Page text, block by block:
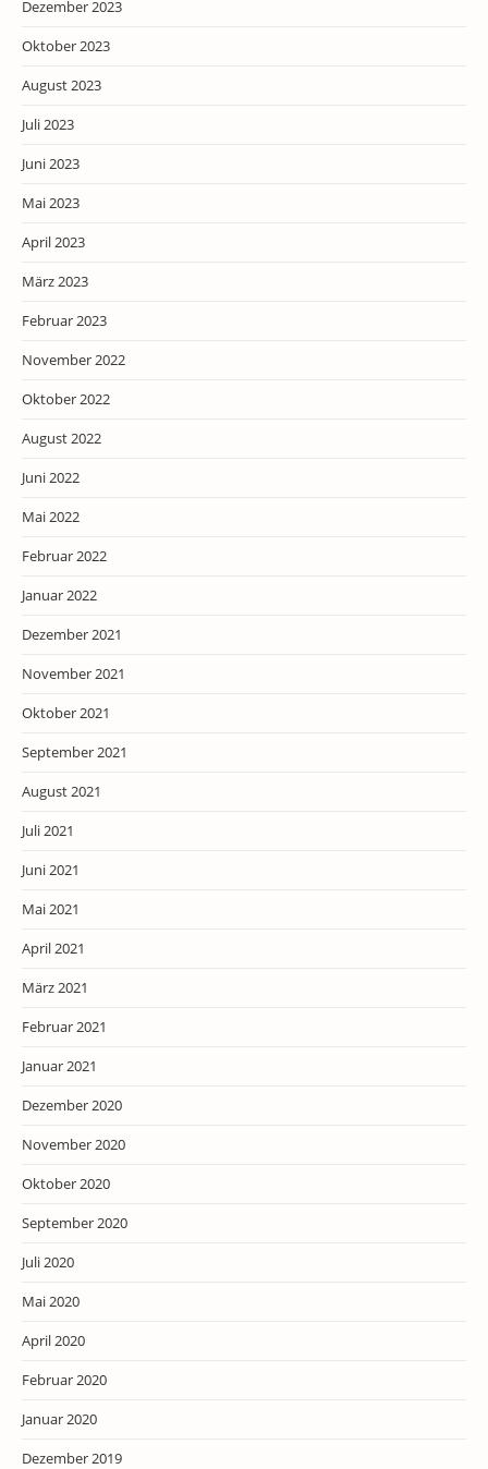
Dezember 2023
Oktober 2023
August 2023
Juli 2023
Juni 2023
Mai 2023
April 2023
März 2023
Februar 2023
November 2022
Oktober 2022
August 2022
Juni 2022
Mai 2022
Februar 2022
Januar 2022
Dezember 2021
November 2021
Oktober 2021
September 2021
August 2021
Juli 2021
Juni 2021
Mai 2021
April 2021
März 2021
Februar 2021
Januar 2021
Dezember 2020
November 2020
Oktober 2020
September 2020
Juli 2020
Mai 2020
April 2020
Februar 2020
Januar 2020
Dezember 2019